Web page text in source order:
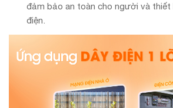
đảm bảo an toàn cho người và thiết
điện.